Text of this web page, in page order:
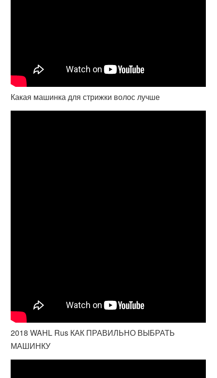
Какая машинка для стрижки волос лучше
2018 WAHL Rus КАК ПРАВИЛЬНО ВЫБРАТЬ
МАШИНКУ